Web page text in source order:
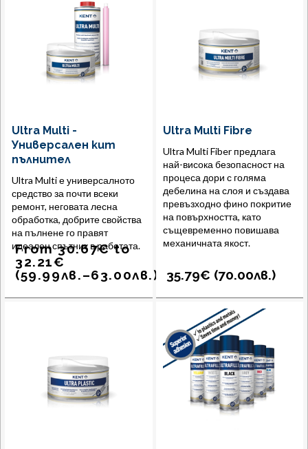
Ultra Multi -
Универсален кит
пълнител
Ultra Multi е универсалното
средство за почти всеки
ремонт, неговата лесна
обработка, добрите свойства
на пълнене го правят
идеален спътник в работата.
From30.67€to
32.21€
(59.99лв.–63.00лв.)
Ultra Multi Fibre
Ultra Multi Fiber предлага
най-висока безопасност на
процеса дори с голяма
дебелина на слоя и създава
превъзходно фино покритие
на повърхността, като
същевременно повишава
механичната якост.
35.79€ (70.00лв.)